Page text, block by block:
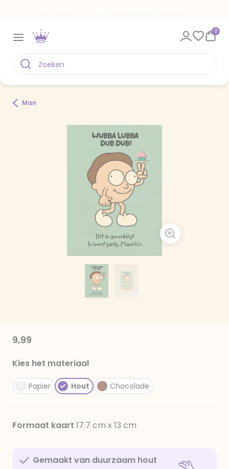
0
Man
9,99
Kies het materiaal
Papier Hout Chocolade
Formaat kaart 17.7 cm x 13 cm
Gemaakt van duurzaam hout